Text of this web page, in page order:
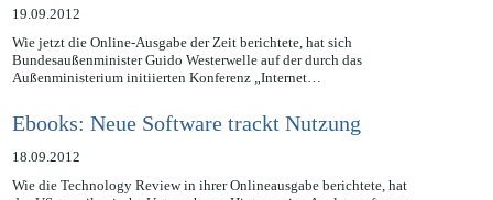
Überwachungstechnik
19.09.2012
Wie jetzt die Online-Ausgabe der Zeit berichtete, hat sich
Bundesaußenminister Guido Westerwelle auf der durch das
Ebooks: Neue Software trackt Nutzung
18.09.2012